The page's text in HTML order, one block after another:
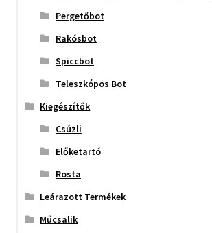
Pergetőbot
Rakósbot
Spiccbot
Teleszkópos Bot
Kiegészítők
Csúzli
Előketartó
Rosta
Leárazott Termékek
Műcsalik